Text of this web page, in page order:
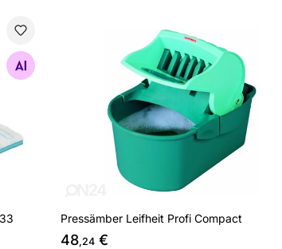
33 cmPressämber Leifheit Profi Compact
Otsi sarnaseid
Pressämber Leifheit Profi Compact
48,24€